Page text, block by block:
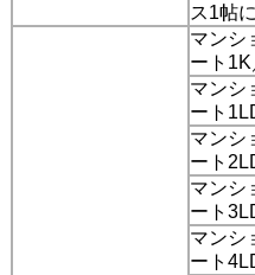
ス1帖
マンシ
ート
マンシ
ート
マンシ
ート
マンシ
ート
マンシ
ート